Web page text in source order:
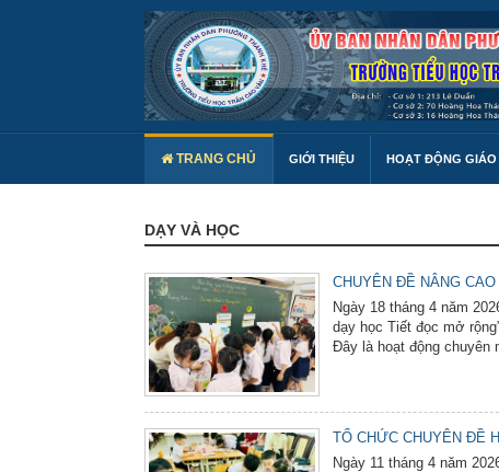
TRANG CHỦ GIỚI THIỆU HOẠT ĐỘNG GIÁO
DẠY VÀ HỌC
CHUYÊN ĐỀ NÂNG
Ngày 18 tháng 4 năm
dạy học Tiết đọc mở
Đây là hoạt động chuyên
TỔ CHỨC CHUYÊN ĐỀ
Ngày 11 tháng 4 năm